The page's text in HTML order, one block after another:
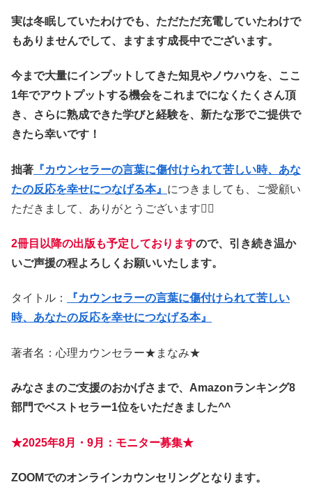
実は冬眠していたわけでも、ただただ充電していたわけで
もありませんでして、ますます成長中でございます。
今まで大量にインプットしてきた知見やノウハウを、ここ
1年でアウトプットする機会をこれまでになくたくさん頂
き、さらに熟成できた学びと経験を、新たな形でご提供で
きたら幸いです！
拙著 『カウンセラーの言葉に傷付けられて苦しい時、あな
たの反応を幸せにつなげる本』 につきましても、ご愛顧い
ただきまして、ありがとうございます🙇‍♀️
2冊目以降の出版も予定しておりますので、引き続き温か
いご声援の程よろしくお願いいたします。
タイトル：
『カウンセラーの言葉に傷付けられて苦しい
時、あなたの反応を幸せにつなげる本』
著者名：心理カウンセラー★まなみ★
みなさまのご支援のおかげさまで、Amazonランキング8
部門でベストセラー1位をいただきました^^
★2025年8月・9月：モニター募集★
ZOOMでのオンラインカウンセリングとなります。